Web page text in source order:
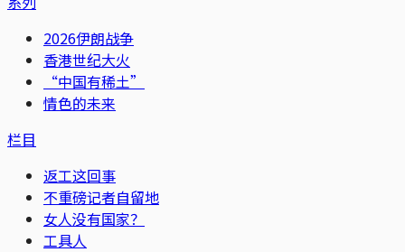
2026伊朗战争
香港世纪大火
“中国有稀土”
情色的未来
栏目
返工这回事
不重磅记者自留地
女人没有国家？
工具人